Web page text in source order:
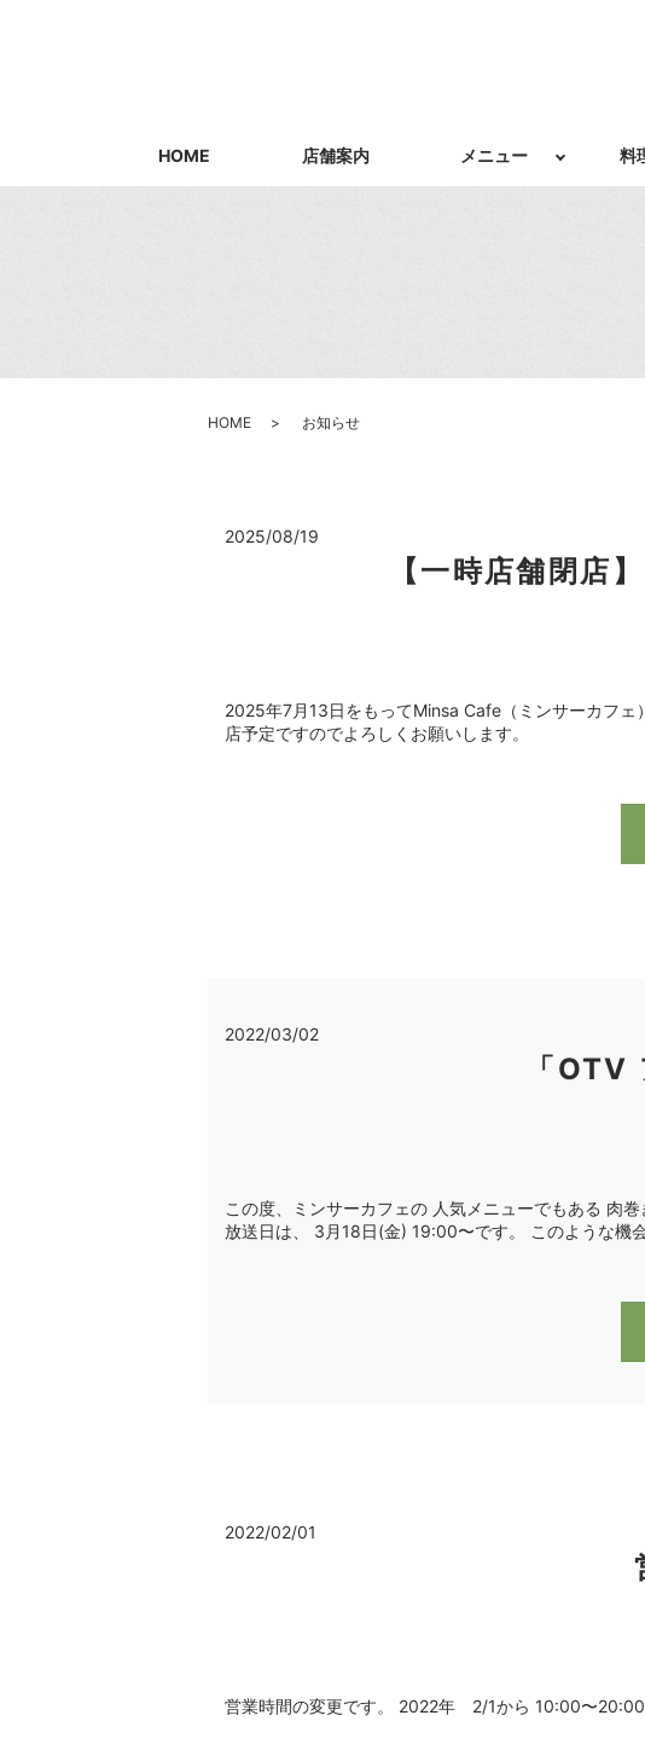
HOME 店舗案内 メニュー 料
HOME お知らせ
2025/08/19
【一時店舗閉店
2025年7月13日をもってMinsa Cafe（ミンサーカフ
店予定ですのでよろしくお願いします。
2022/03/02
「
この度、ミンサーカフェの 人気メニューでもある 肉
放送日は、 3月18日(金) 19:00〜です。 このような機
2022/02/01
営業時間の変更です。 2022年 2/1から 10:00〜